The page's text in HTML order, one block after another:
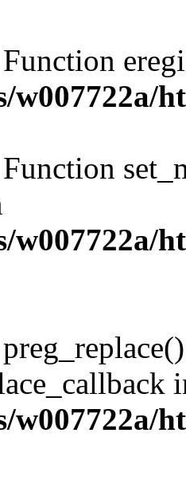
w007722a/
w007722a/
w007722a/